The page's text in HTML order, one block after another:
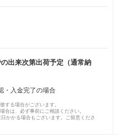
の出来次第出荷予定（通常納
・入金完了の場合
する場合がございます。
合は、必ず事前にご相談ください。
かかる場合もございます。ご留意くださ